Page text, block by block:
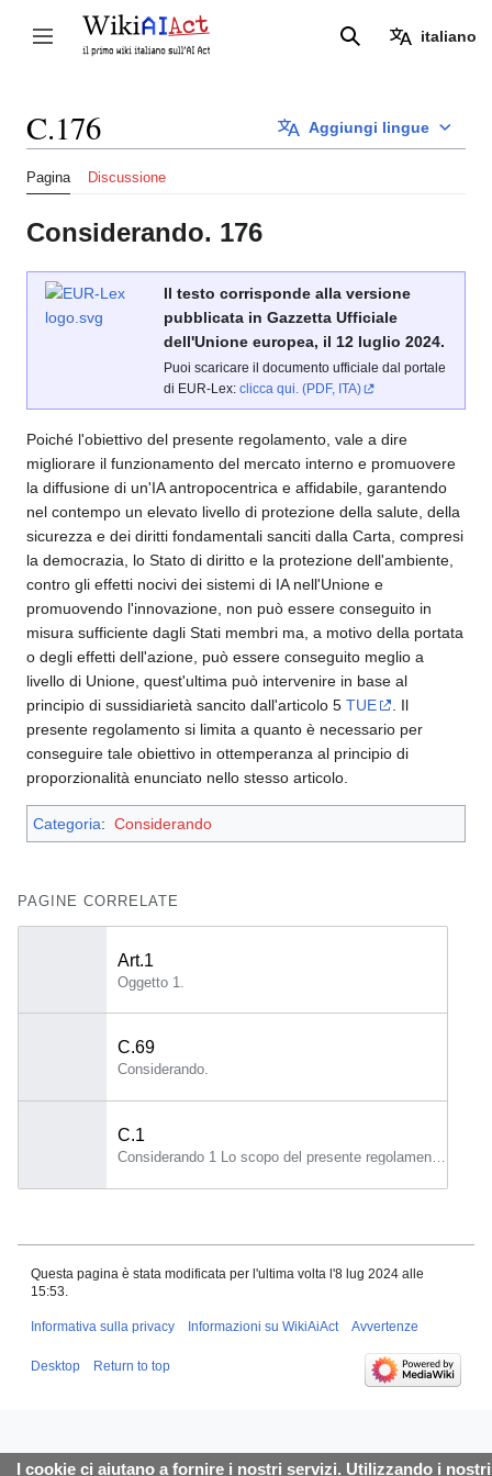
contenuto
Attiva/disattiva la barra laterale Ricerca italiano
Aggiungi lingue
C.176
Pagina Discussione
Considerando. 176
Il testo corrisponde alla versione
pubblicata in Gazzetta Ufficiale
dell'Unione europea, il 12 luglio 2024.
Puoi scaricare il documento ufficiale dal portale
di EUR-Lex: clicca qui. (PDF, ITA)
Poiché l'obiettivo del presente regolamento, vale a dire
migliorare il funzionamento del mercato interno e promuovere
la diffusione di un'IA antropocentrica e affidabile, garantendo
nel contempo un elevato livello di protezione della salute, della
sicurezza e dei diritti fondamentali sanciti dalla Carta, compresi
la democrazia, lo Stato di diritto e la protezione dell'ambiente,
contro gli effetti nocivi dei sistemi di IA nell'Unione e
promuovendo l'innovazione, non può essere conseguito in
misura sufficiente dagli Stati membri ma, a motivo della portata
o degli effetti dell'azione, può essere conseguito meglio a
livello di Unione, quest'ultima può intervenire in base al
principio di sussidiarietà sancito dall'articolo 5 TUE
. Il
presente regolamento si limita a quanto è necessario per
conseguire tale obiettivo in ottemperanza al principio di
proporzionalità enunciato nello stesso articolo.
Categoria: Considerando
PAGINE CORRELATE
Art.1
Oggetto 1.
C.69
Considerando.
C.1
I cookie ci aiutano a fornire i nostri servizi. Utilizzando i nostri
Questa pagina è stata modificata per l'ultima volta l'8 lug 2024 alle
15:53.
Informativa sulla privacy Informazioni su WikiAiAct Avvertenze
Desktop Return to top